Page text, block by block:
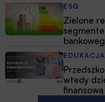
ESG
Zielone
wtedy